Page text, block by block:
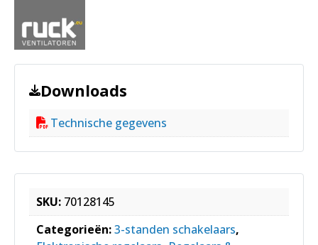
Downloads
Technische gegevens
SKU: 70128145
Categorieën:3-standen schakelaars,